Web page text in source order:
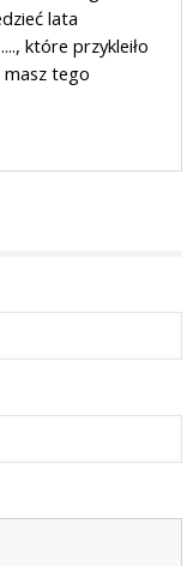
lata
które przykleiło
masz tego